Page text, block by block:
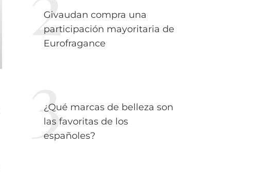
Givaudan compra una
participación mayoritaria de
Eurofragance
¿Qué marcas de belleza son
las favoritas de los
españoles?